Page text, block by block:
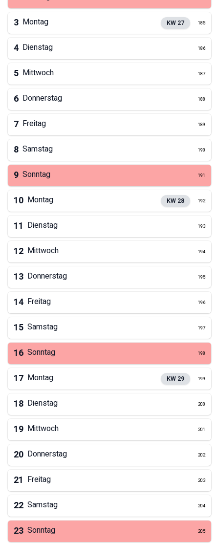
3 Montag KW 27 185
4 Dienstag 186
5 Mittwoch 187
6 Donnerstag 188
7 Freitag 189
8 Samstag 190
9 Sonntag 191
10 Montag KW 28 192
11 Dienstag 193
12 Mittwoch 194
13 Donnerstag 195
14 Freitag 196
15 Samstag 197
16 Sonntag 198
17 Montag KW 29 199
18 Dienstag 200
19 Mittwoch 201
20 Donnerstag 202
21 Freitag 203
22 Samstag 204
23 Sonntag 205